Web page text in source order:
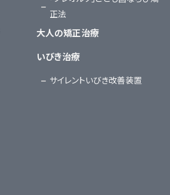
正法
大人の矯正治療
いびき治療
サイレントいびき改善装置